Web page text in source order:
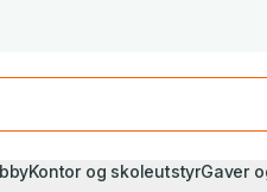
Kontor og skoleutstyrGaver